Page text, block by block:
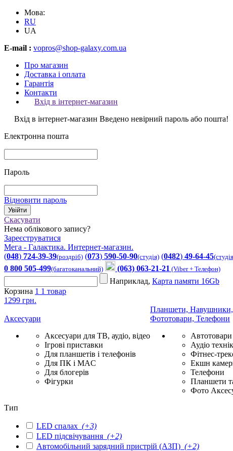
Мова:
RU
UA
E-mail : vopros@shop-galaxy.com.ua
Про магазин
Доставка і оплата
Гарантія
Контакти
Вхід в інтернет-магазин
Вхід в інтернет-магазин Введено невірний пароль або пошта!
Електронна пошта
Пароль
Відновити пароль
Скасувати
Нема облікового запису?
Зареєструватися
Мега - Галактика. Интернет-магазин.
(048) 724-39-39(роздріб) (073) 590-50-90(студія) (0482) 49-64-45
0 800 505-499(багатоканальний) (063) 063-21-21 (Viber + Телефон)
Наприклад, Карта памяти 16Gb
Корзина 1 1 товар
1299 грн.
Аксесуари
Аксесуари для ТВ, аудіо, відео
Ігрові приставки
Для планшетів і телефонів
Для ПК і MAC
Для блогерів
Фігурки
Планшети, Навушники,
Фототовари, Телефони
Автотовари
Аудіо
Фітнес-
Екшн
Телефони
Планшети
Фото
Тип
LED спалах (+3)
LED підсвічування (+2)
Автомобільний зарядний пристрій (АЗП) (+2)